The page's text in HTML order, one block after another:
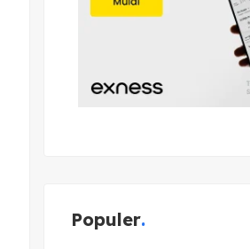
Populer